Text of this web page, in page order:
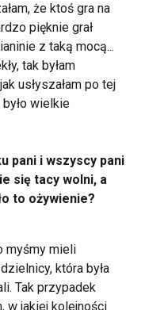
że ktoś gra na
pięknie grał
z taką mocą...
tak byłam
usłyszałam po tej
wielkie
pani i wszyscy pani
się tacy wolni, a
to ożywienie?
myśmy mieli
która była
Tak przypadek
w jakiej kolejności